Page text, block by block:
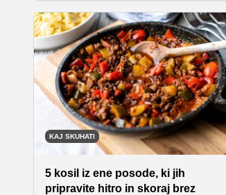
sestavine, ključen pa je tudi kratek
čas peke. Preverite preprost recept,
s katerim bo vsak vaš ribji file ostal
mehak, sočen in poln bogatega
okusa.
KAJ SKUHATI
5 kosil iz ene posode, ki jih
pripravite hitro in skoraj brez